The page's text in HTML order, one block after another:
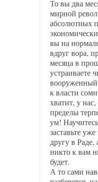
То вы два
мирной
абсолютных
вы на
вдруг вора,
месяца в
устраиваете
вооруженный
к власти
хватит, у
пределы
ум!
заставьте
другу в
никто к вам
будет.
А то сами